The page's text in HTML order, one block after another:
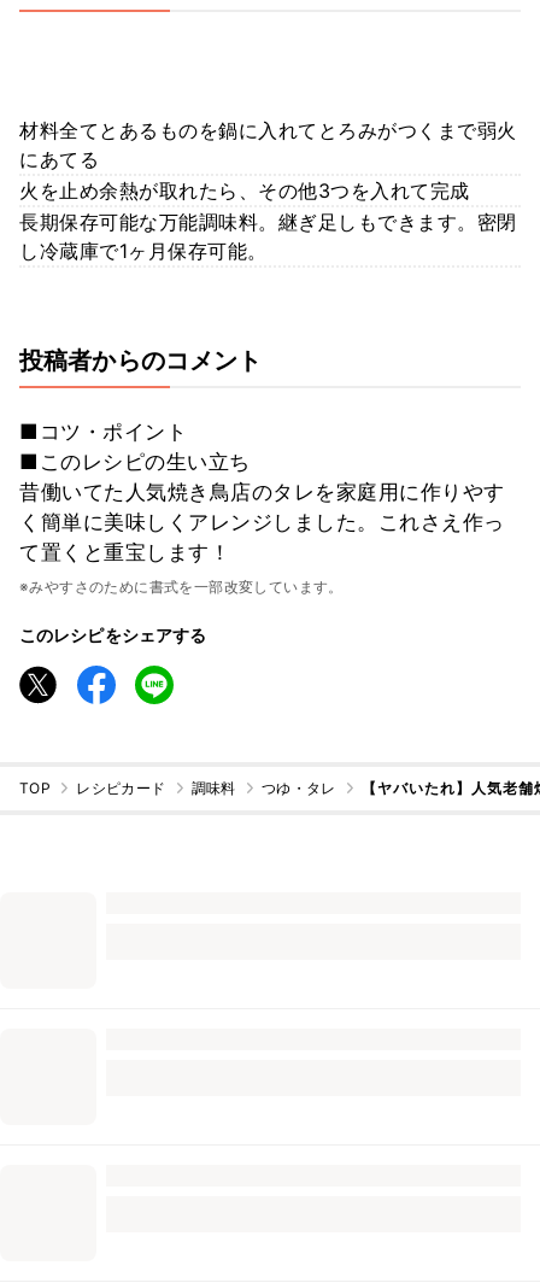
材料全てとあるものを鍋に入れてとろみがつくまで弱火
にあてる
火を止め余熱が取れたら、その他3つを入れて完成
長期保存可能な万能調味料。継ぎ足しもできます。密閉
し冷蔵庫で1ヶ月保存可能。
投稿者からのコメント
■コツ・ポイント
■このレシピの生い立ち
昔働いてた人気焼き鳥店のタレを家庭用に作りやす
く簡単に美味しくアレンジしました。これさえ作っ
て置くと重宝します！
※みやすさのために書式を一部改変しています。
このレシピをシェアする
TOP レシピカード 調味料 つゆ・タレ 【ヤバいたれ】人気老